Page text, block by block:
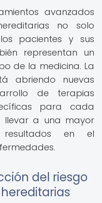
avanzados
no solo
pacientes y sus
representan un
de la medicina. La
abriendo nuevas
de terapias
para cada
llevar a una mayor
en el
del riesgo